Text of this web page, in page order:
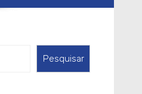
Pesquisar